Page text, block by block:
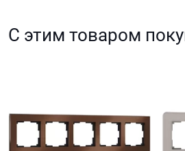
С этим товаром